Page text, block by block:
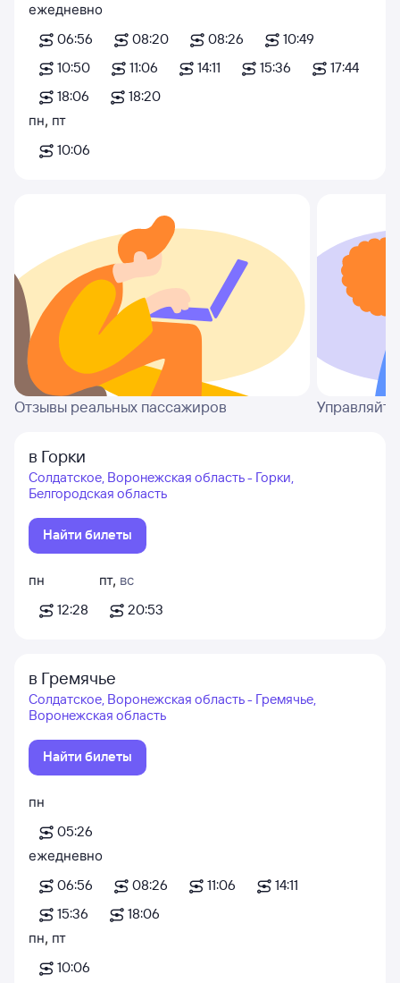
ежедневно
06:56
08:20 08:26
10:49
10:50
11:06 14:11 15:36
17:44
18:06
18:20
пн, пт
10:06
Отзывы реальных пассажиров
в Горки
Солдатское, Воронежская область - Горки,
Белгородская область
Найти билеты
пн
12:28
пт, вс
20:53
в Гремячье
Солдатское, Воронежская область - Гремячье,
Воронежская область
Найти билеты
пн
05:26
ежедневно
06:56
08:26 11:06
14:11
15:36
18:06
пн, пт
10:06